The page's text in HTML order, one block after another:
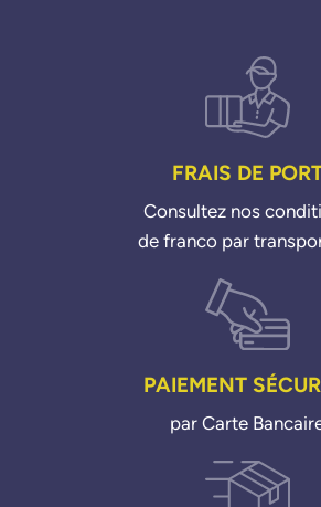
FRAIS DE
Consultez nos
de franco par
PAIEMENT
par Carte